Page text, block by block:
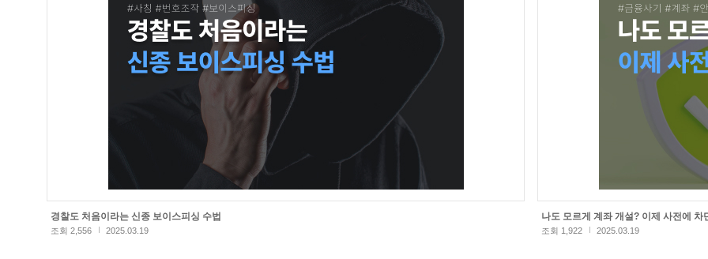
경찰도 처음이라는 신종 보이스피싱 수법
조회 2,556 2025.03.19
나도 모르게 계좌 개설? 이제 사전에 차
조회 1,922 2025.03.19